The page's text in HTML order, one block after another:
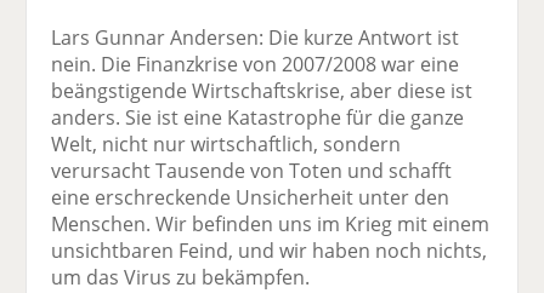
Lars Gunnar Andersen: Die kurze Antwort ist
nein. Die Finanzkrise von 2007/2008 war eine
beängstigende Wirtschaftskrise, aber diese ist
anders. Sie ist eine Katastrophe für die ganze
Welt, nicht nur wirtschaftlich, sondern
verursacht Tausende von Toten und schafft
eine erschreckende Unsicherheit unter den
Menschen. Wir befinden uns im Krieg mit einem
unsichtbaren Feind, und wir haben noch nichts,
um das Virus zu bekämpfen.